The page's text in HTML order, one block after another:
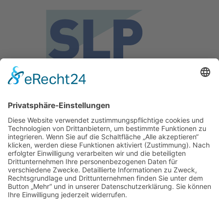
SLP Beratende Ingenieure
Wittemann Linsin Jackson PartG mbB
Weinbrennerstr. 18, 76135 Karlsruhe
Telefon:+49 (0)721 – 984360